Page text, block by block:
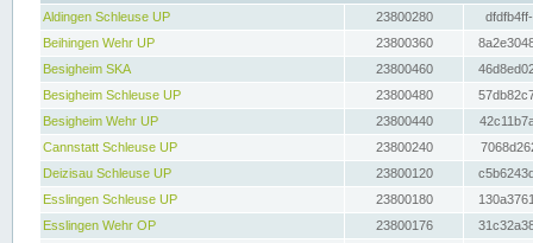
Aldingen Schleuse UP
23800280
Beihingen Wehr UP
23800360
Besigheim SKA
23800460
Besigheim Schleuse UP
23800480
Besigheim Wehr UP
23800440
Cannstatt Schleuse UP
23800240
Deizisau Schleuse UP
23800120
Esslingen Schleuse UP
23800180
Esslingen Wehr OP
23800176